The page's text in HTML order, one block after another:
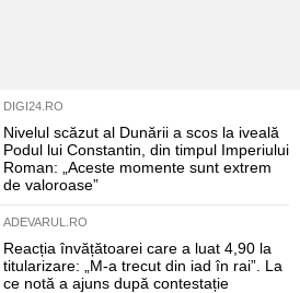
DIGI24.RO
Nivelul scăzut al Dunării a scos la iveală
Podul lui Constantin, din timpul Imperiului
Roman: „Aceste momente sunt extrem
de valoroase”
ADEVARUL.RO
Reacția învățătoarei care a luat 4,90 la
titularizare: „M-a trecut din iad în rai”. La
ce notă a ajuns după contestație